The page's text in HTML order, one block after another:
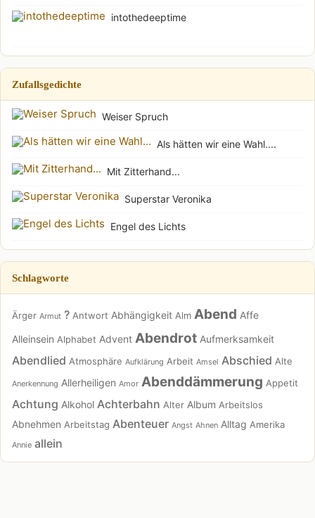
intothedeeptime
Zufallsgedichte
Weiser Spruch
Als hätten wir eine Wahl....
Mit Zitterhand...
Superstar Veronika
Engel des Lichts
Schlagworte
Ärger Armut ? Antwort Abhängigkeit Alm Abend Affe
Alleinsein Alphabet Advent Abendrot Aufmerksamkeit
Abendlied Atmosphäre Aufklärung Arbeit Amsel Abschied Alte
Anerkennung Allerheiligen Amor Abenddämmerung Appetit
Achtung Alkohol Achterbahn Alter Album Arbeitslos
Abnehmen Arbeitstag Abenteuer Angst Ahnen Alltag Amerika
Annie allein